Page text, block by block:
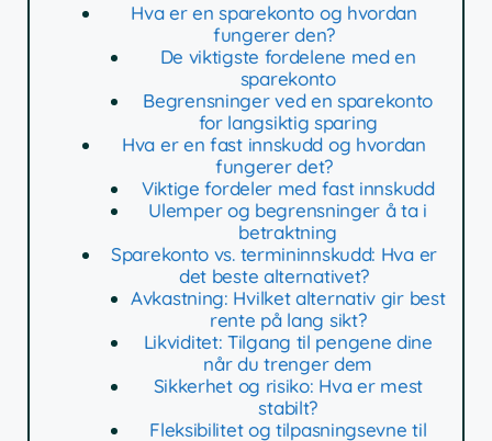
Hva er en sparekonto og hvordan
fungerer den?
De viktigste fordelene med en
sparekonto
Begrensninger ved en sparekonto
for langsiktig sparing
Hva er en fast innskudd og hvordan
fungerer det?
Viktige fordeler med fast innskudd
Ulemper og begrensninger å ta i
betraktning
Sparekonto vs. termininnskudd: Hva er
det beste alternativet?
Avkastning: Hvilket alternativ gir best
rente på lang sikt?
Likviditet: Tilgang til pengene dine
når du trenger dem
Sikkerhet og risiko: Hva er mest
stabilt?
Fleksibilitet og tilpasningsevne til